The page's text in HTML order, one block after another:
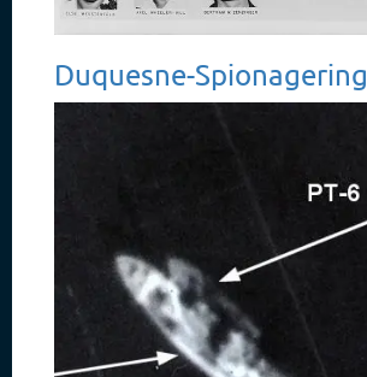
Duquesne-Spionagering